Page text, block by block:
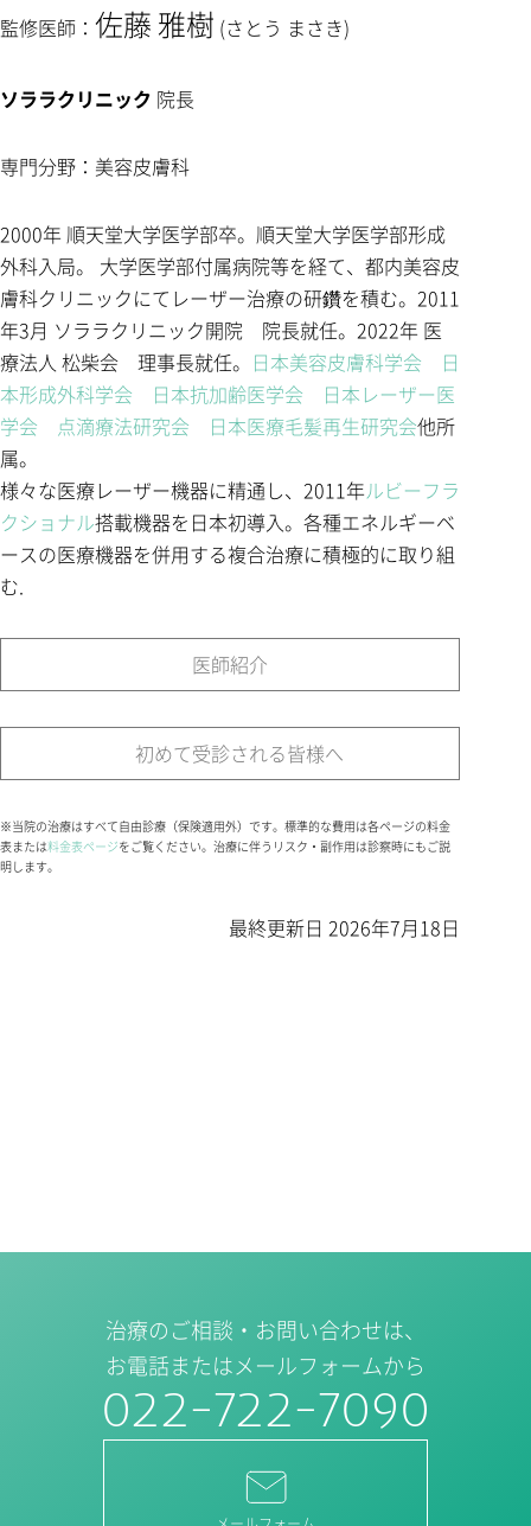
監修医師： 佐藤 雅樹 (さとう まさき)
ソララクリニック 院長
専門分野：美容皮膚科
2000年 順天堂大学医学部卒。順天堂大学医学部形成
外科入局。 大学医学部付属病院等を経て、都内美容皮
膚科クリニックにてレーザー治療の研鑽を積む。2011
年3月 ソララクリニック開院 院長就任。2022年 医
療法人 松柴会 理事長就任。 日本美容皮膚科学会
日
本形成外科学会
日本抗加齢医学会
日本レーザー医
学会
点滴療法研究会 日本医療毛髪再生研究会他所
属。
様々な医療レーザー機器に精通し、2011年ルビーフラ
クショナル搭載機器を日本初導入。各種エネルギーベ
ースの医療機器を併用する複合治療に積極的に取り組
む.
医師紹介
初めて受診される皆様へ
※当院の治療はすべて自由診療（保険適用外）です。標準的な費用は各ページの料金
表または料金表ページをご覧ください。治療に伴うリスク・副作用は診察時にもご説
明します。
最終更新日 2026年7月18日
治療のご相談・お問い合わせは、
お電話またはメールフォームから
022-722-7090